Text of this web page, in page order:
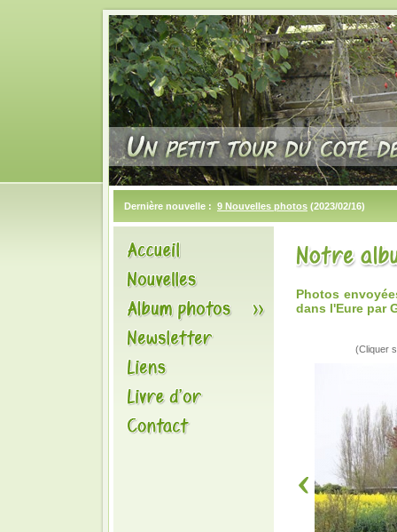
Dernière nouvelle : 9 Nouvelles photos (2023/02/16)
Photos
dans l'Eure par
(Cliquer